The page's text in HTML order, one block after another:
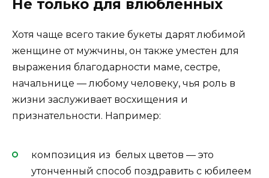
Не только для влюблённых
Хотя чаще всего такие букеты дарят любимой
женщине от мужчины, он также уместен для
выражения благодарности маме, сестре,
начальнице — любому человеку, чья роль в
жизни заслуживает восхищения и
признательности. Например:
композиция из белых цветов — это
утонченный способ поздравить с юбилеем